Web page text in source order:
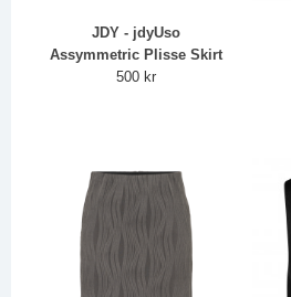
JDY - jdyUso
Assymmetric Plisse Skirt
500 kr